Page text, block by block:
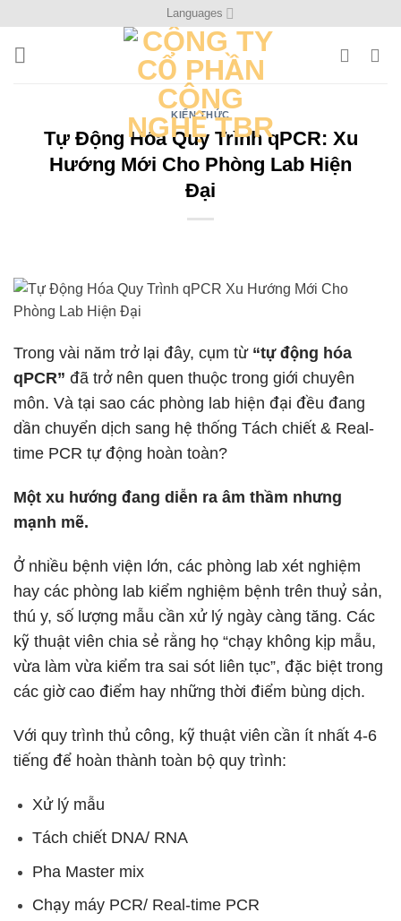
Languages
KIẾN THỨC
Tự Động Hóa Quy Trình qPCR: Xu
Hướng Mới Cho Phòng Lab Hiện
Đại
Trong vài năm trở lại đây, cụm từ “tự động hóa
qPCR” đã trở nên quen thuộc trong giới chuyên
môn. Và tại sao các phòng lab hiện đại đều đang
dần chuyển dịch sang hệ thống Tách chiết & Real-
time PCR tự động hoàn toàn?
Một xu hướng đang diễn ra âm thầm nhưng
mạnh mẽ.
Ở nhiều bệnh viện lớn, các phòng lab xét nghiệm
hay các phòng lab kiểm nghiệm bệnh trên thuỷ sản,
thú y, số lượng mẫu cần xử lý ngày càng tăng. Các
kỹ thuật viên chia sẻ rằng họ “chạy không kịp mẫu,
vừa làm vừa kiểm tra sai sót liên tục”, đặc biệt trong
các giờ cao điểm hay những thời điểm bùng dịch.
Với quy trình thủ công, kỹ thuật viên cần ít nhất 4-6
tiếng để hoàn thành toàn bộ quy trình:
Xử lý mẫu
Tách chiết DNA/ RNA
Pha Master mix
Chạy máy PCR/ Real-time PCR